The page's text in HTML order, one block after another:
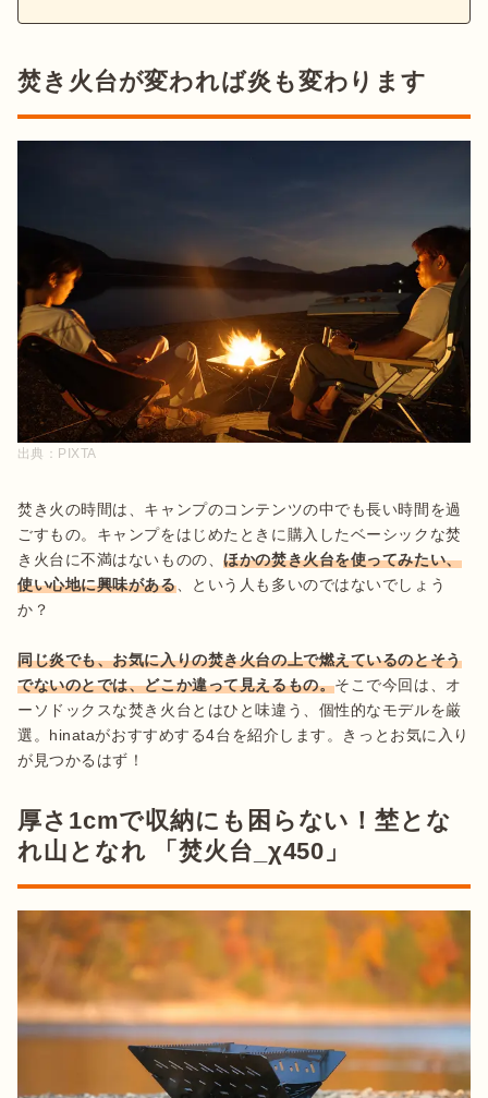
焚き火台が変われば炎も変わります
出典： PIXTA
焚き火の時間は、キャンプのコンテンツの中でも長い時間を過
ごすもの。キャンプをはじめたときに購入したベーシックな焚
き火台に不満はないものの、ほかの焚き火台を使ってみたい、
使い心地に興味がある、という人も多いのではないでしょう
か？
同じ炎でも、お気に入りの焚き火台の上で燃えているのとそう
でないのとでは、どこか違って見えるもの。そこで今回は、オ
ーソドックスな焚き火台とはひと味違う、個性的なモデルを厳
選。hinataがおすすめする4台を紹介します。きっとお気に入り
が見つかるはず！
厚さ1cmで収納にも困らない！埜とな
れ山となれ 「焚火台_χ450」